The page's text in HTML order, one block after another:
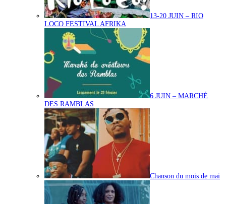
13-20 JUIN – RIO
LOCO FESTIVAL AFRIKA
6 JUIN – MARCHÉ
DES RAMBLAS
Chanson du mois de mai